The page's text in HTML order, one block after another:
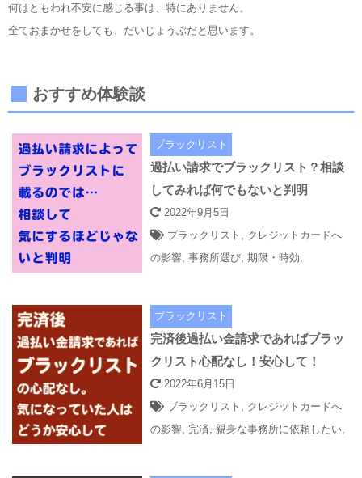
何はともわれ不安に感じる事は、特にありません。
全ておまかせをしても、だいじょうぶだと思います。
おすすめ体験談
ブラックリスト
過払い請求でブラックリスト？相談
してみれば何でもないと判明
2022年9月5日
ブラックリスト
クレジットカードへ
の影響 ,事務所選び ,期限・時効
ブラックリスト
完済後過払い金請求であればブラッ
クリスト心配なし！安心して！
2022年6月15日
ブラックリスト
クレジットカードへ
の影響 完済 親身な事務所に依頼したい